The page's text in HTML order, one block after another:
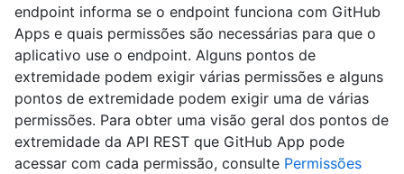
endpoint informa se o endpoint funciona com GitHub
Apps e quais permissões são necessárias para que o
aplicativo use o endpoint. Alguns pontos de
extremidade podem exigir várias permissões e alguns
pontos de extremidade podem exigir uma de várias
permissões. Para obter uma visão geral dos pontos de
extremidade da API REST que GitHub App pode
acessar com cada permissão, consulte Permissões